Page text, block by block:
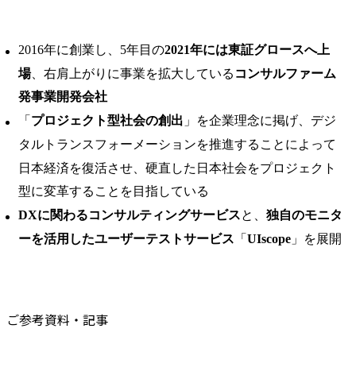
2016年に創業し、5年目の2021年には東証グロースへ上
場、右肩上がりに事業を拡大している コンサルファーム
発事業開発会社
「 プロジェクト型社会の創出 」を企業理念に掲げ、デジ
タルトランスフォーメーションを推進することによって
日本経済を復活させ、硬直した日本社会をプロジェクト
型に変革することを目指している
DXに関わるコンサルティングサービスと、 独自のモニタ
ーを活用したユーザーテストサービス 「 UIscope 」を展開
ご参考資料・記事